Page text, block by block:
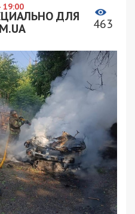
ДЛЯ
463